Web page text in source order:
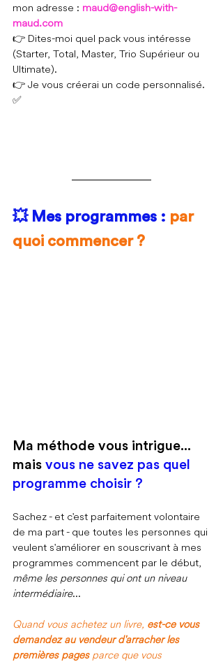
mon adresse : maud@english-with-
maud.com
👉 Dites-moi quel pack vous intéresse
(Starter, Total, Master, Trio Supérieur ou
Ultimate).
👉 Je vous créerai un code personnalisé.
✅
💥 Mes programmes : par
quoi commencer ?
Ma méthode vous intrigue...
mais vous ne savez pas quel
programme choisir ?
Sachez - et c'est parfaitement volontaire
de ma part - que toutes les personnes qui
veulent s'améliorer en souscrivant à mes
programmes commencent par le début,
même les personnes qui ont un niveau
intermédiaire...
Quand vous achetez un livre, est-ce vous
demandez au vendeur d'arracher les
premières pages parce que vous